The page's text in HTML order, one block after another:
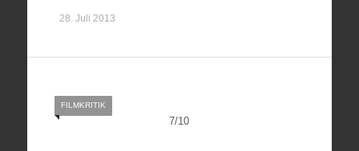
28. Juli 2013
7/10
FILMKRITIK